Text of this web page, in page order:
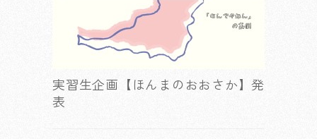
実習生企画【ほんまのおおさか】発
表